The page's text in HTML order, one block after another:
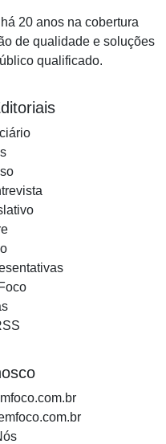
20 anos na cobertura
de qualidade e soluções
qualificado.